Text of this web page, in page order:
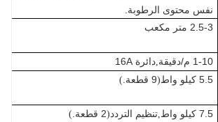
نفس محتوى الرطوبة.
2.5-3 متر مكعب
1-10 م/دقيقة ,دائرة 16A
5.5 كيلو واط (9 قطعة. )
7.5 كيلو واط ,تنظيم التردد(2 قطعة. )